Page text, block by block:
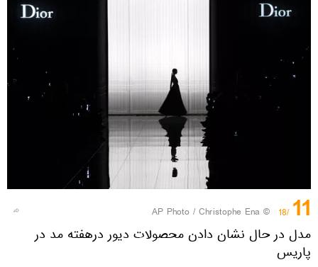
11
/18
© AP Photo / Christophe Ena
مدل در حال نشان دادن محصولات دیور درهفته مد در
پاریس